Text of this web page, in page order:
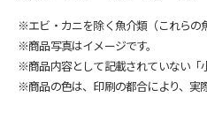
※エビ・カニを除く魚介類（これらの
※商品写真はイメージです。
※商品内容として記載されていない「
※商品の色は、印刷の都合により、実